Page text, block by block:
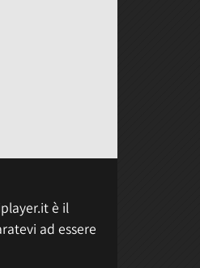
è il
ad essere